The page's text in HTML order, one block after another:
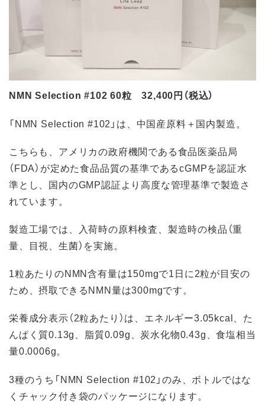
NMN Selection #102 60粒 32,400円（税込）
「NMN Selection #102」は、中国産原料＋国内製造。
こちらも、アメリカの政府機関である食品医薬品局
（FDA）が定めた食品品質の基準であるcGMPを認証水
準とし、国内のGMP認証より高度な管理基準で製造さ
れています。
製造工場では、入荷時の原料検査、製造時の検品（重
量、目視、生菌）を実施。
1粒あたりのNMN含有量は150mgで1日に2粒が目安の
ため、摂取できるNMN量は300mgです。
栄養成分表示（2粒あたり）は、エネルギー3.05kcal、た
んぱく質0.13g、脂質0.09g、炭水化物0.43g、食塩相当
量0.0006g。
3種のうち「NMN Selection #102」のみ、ボトルではな
くチャック付き袋のパッケージになります。